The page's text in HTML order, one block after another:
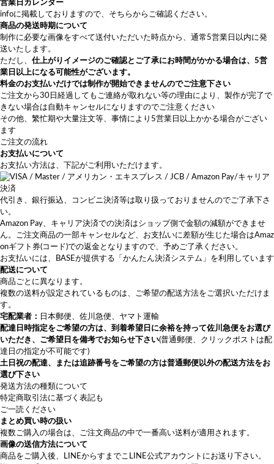
営業日カレンダー
infoに掲載しておりますので、そちらからご確認ください。
商品の発送時期について
制作に必要な画像をすべて送付いただいた時点から、通常5営業日以内に発
送いたします。
ただし、 仕上がりイメージのご確認とご了承にお時間がかかる場合は、5営
業日以上になる可能性がございます。
料金のお支払いだけでは制作が開始できませんのでご注意下さい
ご注文から30日経過してもご連絡が取れない等の理由により、製作が完了で
きない場合は自動キャンセルになりますのでご注意ください
その他、繁忙期や大量注文等、事情により5営業日以上かかる場合がござい
ます
ご注文の流れ
お支払いについて
お支払い方法は、下記がご利用いただけます。
代引き、銀行振込、コンビニ決済等は取り扱っておりませんのでご了承下さ
い。
Amazon Pay、キャリア決済での決済はショップ側で金額の減額ができませ
ん。ご注文商品の一部キャンセルなど、お支払いに差額が生じた場合はAmaz
onギフト券(コード)での返金となりますので、予めご了承ください。
お支払いには、BASEが提供する「かんたん決済システム」を利用しています
配送について
商品ごとに異なります。
複数の送料が設定されているものは、ご希望の配送方法をご選択いただけま
す。
宅配業者：
日本郵便、佐川急便、ヤマト運輸
配達日時指定をご希望の方は、 到着希望日に余裕を持って佐川急便をお選び
いただき 、ご希望日を備考でお知らせ下さい(普通郵便、クリックポストは配
達日の指定が不可能です)
土日祝の配達、または追跡番号をご希望の方は普通郵便以外の配送方法をお
選び下さい
発送方法の種類について
特定商取引法に基づく表記も
ご一読ください
まとめ買い時の扱い
複数ご購入の場合は、ご注文商品の中で一番高い送料が適用されます。
画像の送信方法について
商品をご購入後、LINEからすまでこLINE公式アカウント にお送り下さい。